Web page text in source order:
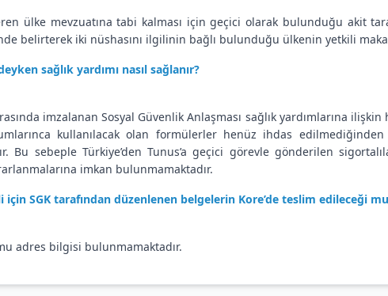
ülke mevzuatına tabi kalması için geçici olarak bulunduğu akit
belirterek iki nüshasını ilgilinin bağlı bulunduğu ülkenin yetkili
sağlık yardımı nasıl sağlanır?
imzalanan Sosyal Güvenlik Anlaşması sağlık yardımlarına
kullanılacak olan formülerler henüz ihdas
Bu sebeple Türkiye’den Tunus’a geçici görevle gönderilen
imkan bulunmamaktadır.
için SGK tarafından düzenlenen belgelerin Kore’de teslim edileceği
adres bilgisi bulunmamaktadır.